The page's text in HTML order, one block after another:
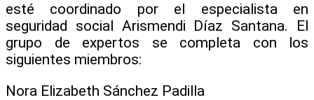
esté coordinado por el especialista en
seguridad social Arismendi Díaz Santana. El
grupo de expertos se completa con los
siguientes miembros:
​Nora Elizabeth Sánchez Padilla